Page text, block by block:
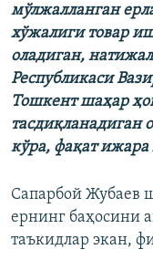
мўлжалланган
хўжалиги товар
оладиган,
Республикаси
Тошкент шаҳар
тасдиқланадиган
кўра, фақат ижара
Сапарбой Жубаев
ернинг баҳосини
таъкидлар экан,